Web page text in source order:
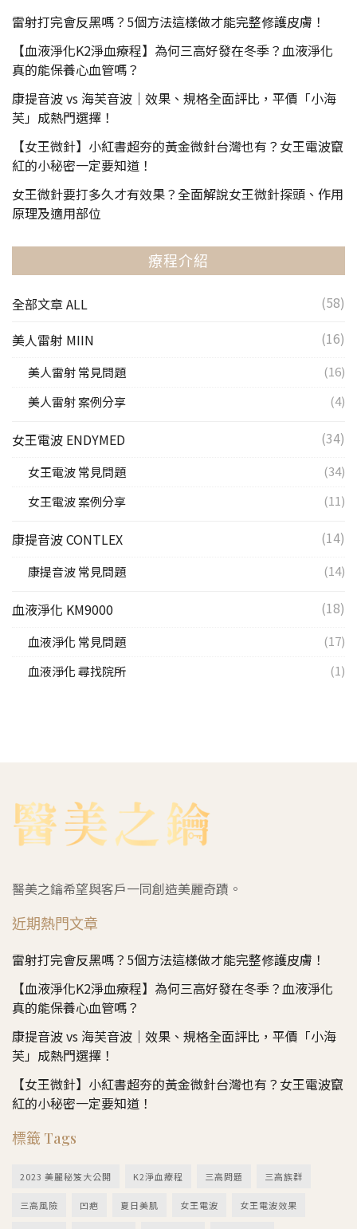
雷射打完會反黑嗎？5個方法這樣做才能完整修護皮膚！
【血液淨化K2淨血療程】為何三高好發在冬季？血液淨化
真的能保養心血管嗎？
康提音波 vs 海芙音波｜效果、規格全面評比，平價「小海
芙」成熱門選擇！
【女王微針】小紅書超夯的黃金微針台灣也有？女王電波竄
紅的小秘密一定要知道！
女王微針要打多久才有效果？全面解說女王微針探頭、作用
原理及適用部位
療程介紹
全部文章 ALL
(58)
美人雷射 MIIN
(16)
美人雷射 常見問題
(16)
美人雷射 案例分享
(4)
女王電波 ENDYMED (34)
女王電波 常見問題
(34)
女王電波 案例分享
(11)
康提音波 CONTLEX (14)
康提音波 常見問題 (14)
血液淨化 KM9000 (18)
血液淨化 常見問題
(17)
血液淨化 尋找院所
(1)
醫美之鑰希望與客戶一同創造美麗奇蹟。
近期熱門文章
雷射打完會反黑嗎？5個方法這樣做才能完整修護皮膚！
【血液淨化K2淨血療程】為何三高好發在冬季？血液淨化
真的能保養心血管嗎？
康提音波 vs 海芙音波｜效果、規格全面評比，平價「小海
芙」成熱門選擇！
【女王微針】小紅書超夯的黃金微針台灣也有？女王電波竄
紅的小秘密一定要知道！
標籤 Tags
2023 美麗秘笈大公開 K2淨血療程 三高問題 三高族群
三高風險 凹疤 夏日美肌 女王電波 女王電波效果